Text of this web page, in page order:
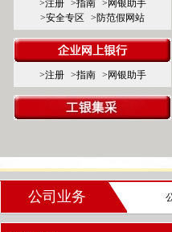
>注册 >指南
>网银助手
>安全专区
>防范假网站
>注册 >指南 >网银助手
公司业务